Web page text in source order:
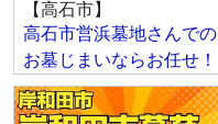
【高石市】
高石市営浜墓地さんでの
お墓じまいならお任せ！